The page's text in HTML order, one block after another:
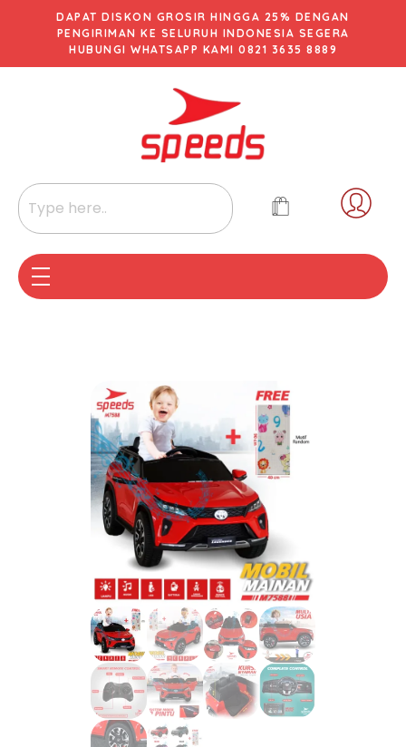
DAPAT DISKON GROSIR HINGGA 25% DENGAN
PENGIRIMAN KE SELURUH INDONESIA SEGERA
HUBUNGI WHATSAPP KAMI 0821 3635 8889